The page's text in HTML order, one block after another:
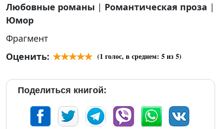
Любовные романы | Романтическая проза |
Юмор
Фрагмент
Оценить:
(1 голос, в среднем: 5из 5)
Поделиться книгой: